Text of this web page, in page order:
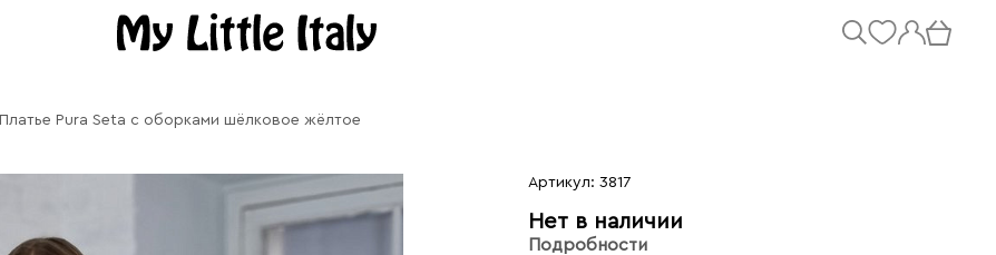
Платье Pura Seta с оборками шёлковое жёлтое
Артикул: 3817
Нет в наличии
Подробности